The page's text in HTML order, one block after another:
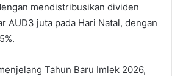
mendistribusikan dividen
AUD3 juta pada Hari Natal, dengan
Tahun Baru Imlek 2026,